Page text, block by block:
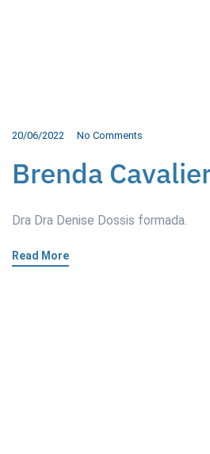
20/06/2022 No Comments
Brenda
Dra Dra Denise Dossis formada.
Read More